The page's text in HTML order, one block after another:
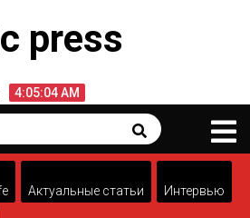
press
4:05:04 AM
Search
Актуальные статьи Интервью